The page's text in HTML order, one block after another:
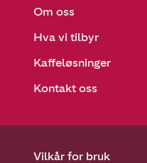
Om oss
Hva vi tilbyr
Kaffeløsninger
Kontakt oss
Vilkår for bruk